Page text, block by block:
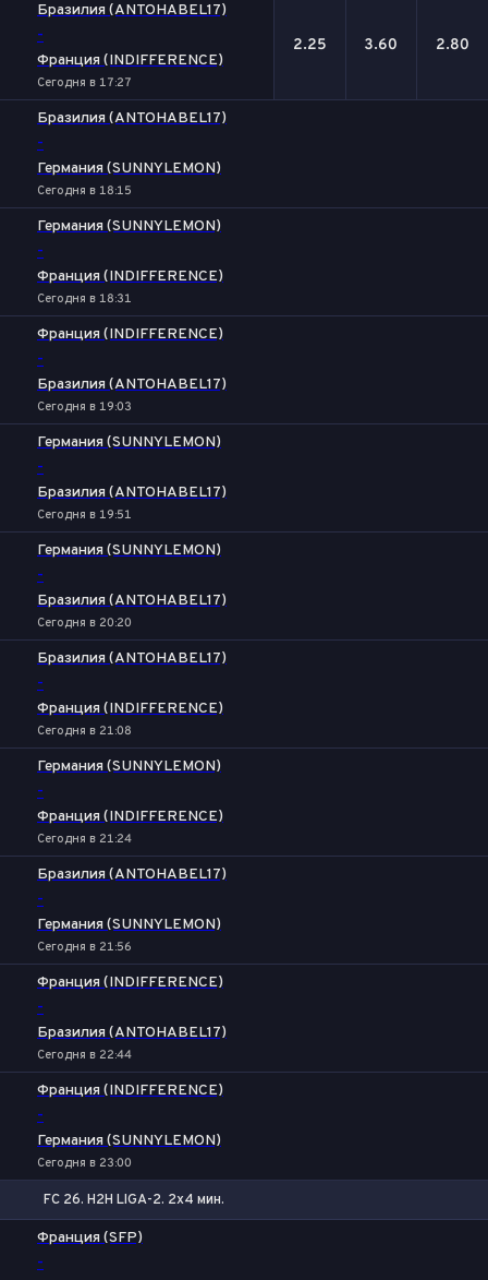
Бразилия (ANTOHABEL17)
-
Франция (INDIFFERENCE)
Сегодня в 17:27
2.25 3.60 2.80
Бразилия (ANTOHABEL17)
-
Германия (SUNNYLEMON)
Сегодня в 18:15
Германия (SUNNYLEMON)
-
Франция (INDIFFERENCE)
Сегодня в 18:31
Франция (INDIFFERENCE)
-
Бразилия (ANTOHABEL17)
Сегодня в 19:03
Германия (SUNNYLEMON)
-
Бразилия (ANTOHABEL17)
Сегодня в 19:51
Германия (SUNNYLEMON)
-
Бразилия (ANTOHABEL17)
Сегодня в 20:20
Бразилия (ANTOHABEL17)
-
Франция (INDIFFERENCE)
Сегодня в 21:08
Германия (SUNNYLEMON)
-
Франция (INDIFFERENCE)
Сегодня в 21:24
Бразилия (ANTOHABEL17)
-
Германия (SUNNYLEMON)
Сегодня в 21:56
Франция (INDIFFERENCE)
-
Бразилия (ANTOHABEL17)
Сегодня в 22:44
Франция (INDIFFERENCE)
-
Германия (SUNNYLEMON)
Сегодня в 23:00
FC 26. H2H LIGA-2. 2x4 мин.
Франция (SFP)
-